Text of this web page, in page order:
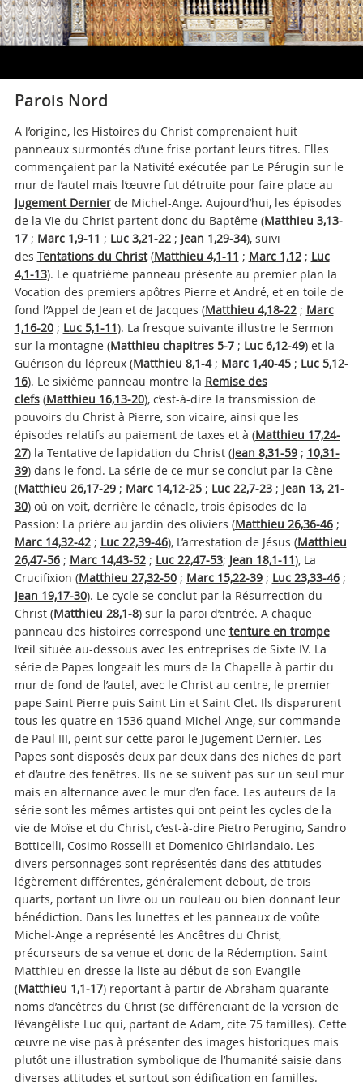
Parois Nord
A l’origine, les Histoires du Christ comprenaient huit
panneaux surmontés d’une frise portant leurs titres. Elles
commençaient par la Nativité exécutée par Le Pérugin sur le
mur de l’autel mais l’œuvre fut détruite pour faire place au
Jugement Dernierde Michel-Ange. Aujourd’hui, les épisodes
de la Vie du Christ partent donc du Baptême (Matthieu 3,13-
17; Marc 1,9-11 ; Luc 3,21-22; Jean 1,29-34), suivi
des Tentations du Christ(Matthieu 4,1-11 ; Marc 1,12; Luc
4,1-13). Le quatrième panneau présente au premier plan la
Vocation des premiers apôtres Pierre et André, et en toile de
fond l’Appel de Jean et de Jacques (Matthieu 4,18-22; Marc
1,16-20; Luc 5,1-11). La fresque suivante illustre le Sermon
sur la montagne (Matthieu chapitres 5-7; Luc 6,12-49) et la
Guérison du lépreux (Matthieu 8,1-4; Marc 1,40-45; Luc 5,12-
16). Le sixième panneau montre la Remise des
clefs(Matthieu 16,13-20), c’est-à-dire la transmission de
pouvoirs du Christ à Pierre, son vicaire, ainsi que les
épisodes relatifs au paiement de taxes et à (Matthieu 17,24-
27) la Tentative de lapidation du Christ (Jean 8,31-59; 10,31-
39) dans le fond. La série de ce mur se conclut par la Cène
(Matthieu 26,17-29; Marc 14,12-25; Luc 22,7-23; Jean 13, 21-
30) où on voit, derrière le cénacle, trois épisodes de la
Passion: La prière au jardin des oliviers (Matthieu 26,36-46;
Marc 14,32-42; Luc 22,39-46), L’arrestation de Jésus (Matthieu
26,47-56; Marc 14,43-52; Luc 22,47-53; Jean 18,1-11), La
Crucifixion (Matthieu 27,32-50; Marc 15,22-39; Luc 23,33-46;
Jean 19,17-30). Le cycle se conclut par la Résurrection du
Christ (Matthieu 28,1-8) sur la paroi d’entrée. A chaque
panneau des histoires correspond une tenture en trompe
l’œil située au-dessous avec les entreprises de Sixte IV. La
série de Papes longeait les murs de la Chapelle à partir du
mur de fond de l’autel, avec le Christ au centre, le premier
pape Saint Pierre puis Saint Lin et Saint Clet. Ils disparurent
tous les quatre en 1536 quand Michel-Ange, sur commande
de Paul III, peint sur cette paroi le Jugement Dernier. Les
Papes sont disposés deux par deux dans des niches de part
et d’autre des fenêtres. Ils ne se suivent pas sur un seul mur
mais en alternance avec le mur d’en face. Les auteurs de la
série sont les mêmes artistes qui ont peint les cycles de la
vie de Moïse et du Christ, c’est-à-dire Pietro Perugino, Sandro
Botticelli, Cosimo Rosselli et Domenico Ghirlandaio. Les
divers personnages sont représentés dans des attitudes
légèrement différentes, généralement debout, de trois
quarts, portant un livre ou un rouleau ou bien donnant leur
bénédiction. Dans les lunettes et les panneaux de voûte
Michel-Ange a représenté les Ancêtres du Christ,
précurseurs de sa venue et donc de la Rédemption. Saint
Matthieu en dresse la liste au début de son Evangile
(Matthieu 1,1-17) reportant à partir de Abraham quarante
noms d’ancêtres du Christ (se différenciant de la version de
l’évangéliste Luc qui, partant de Adam, cite 75 familles). Cette
œuvre ne vise pas à présenter des images historiques mais
plutôt une illustration symbolique de l’humanité saisie dans
diverses attitudes et surtout son édification en familles.